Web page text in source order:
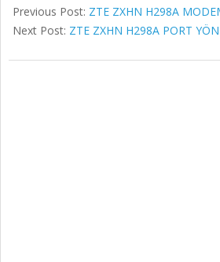
Previous Post: ZTE ZXHN H298A
Next Post: ZTE ZXHN H298A PORT